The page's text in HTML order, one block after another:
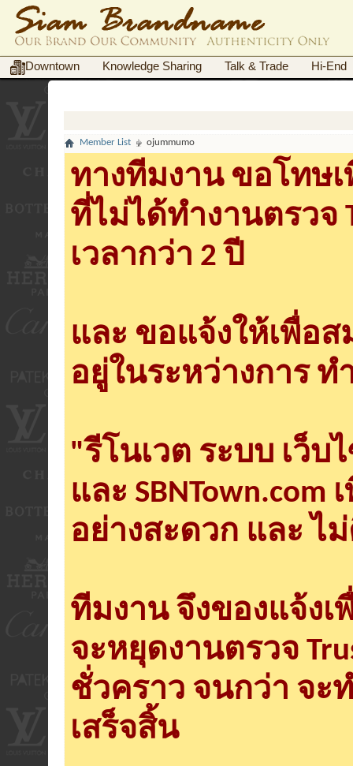
Downtown Knowledge Sharing Talk & Trade Hi-End
Member List ojummumo
ทางทีมงาน ขอโทษ
ที่ไม่ได้ทำงานตรวจ
เวลากว่า 2 ปี
และ ขอแจ้งให้เพื่อ
อยู่ในระหว่างการ ท
"รีโนเวต ระบบ เว็บ
และ
อย่างสะดวก และ ไ
ทีมงาน จึงของแจ้ง
จะหยุดงานตรวจ
ชั่วคราว จนกว่า จะ
เสร็จสิ้น